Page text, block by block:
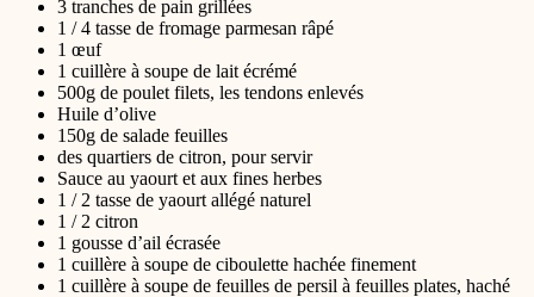
3 tranches de pain grillées
1 / 4 tasse de fromage parmesan râpé
1 œuf
1 cuillère à soupe de lait écrémé
500g de poulet filets, les tendons enlevés
Huile d’olive
150g de salade feuilles
des quartiers de citron, pour servir
Sauce au yaourt et aux fines herbes
1 / 2 tasse de yaourt allégé naturel
1 / 2 citron
1 gousse d’ail écrasée
1 cuillère à soupe de ciboulette hachée finement
1 cuillère à soupe de feuilles de persil à feuilles plates, haché